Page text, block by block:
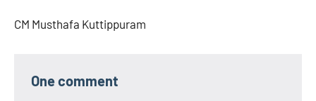
CM Musthafa Kuttippuram
One comment